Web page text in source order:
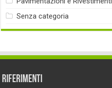
Senza categoria
RIFERIMENTI